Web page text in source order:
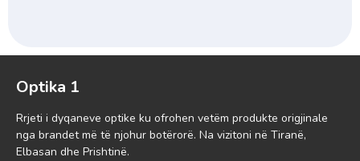
Optika 1
Rrjeti i dyqaneve optike ku ofrohen vetëm produkte origjinale
nga brandet më të njohur botërorë. Na vizitoni në Tiranë,
Elbasan dhe Prishtinë.